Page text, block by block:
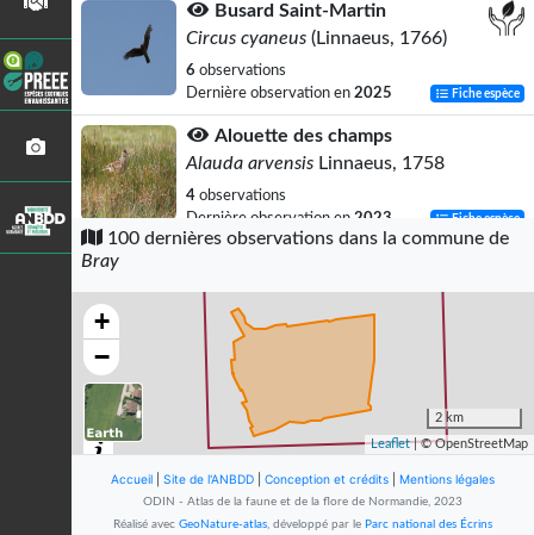
Busard Saint-Martin
Circus cyaneus (Linnaeus, 1766)
6 observations
Dernière observation en 2025 Fiche espèce
Alouette des champs
Alauda arvensis Linnaeus, 1758
4 observations
Dernière observation en 2023 Fiche espèce
Corvus coroneLinnaeus, 1758
observations
Dernière observation en
Crapaud commun (Le)
Bufo bufo
(Linnaeus, 1758)
observations
Hirondelle rustique
100 dernières observations dans la commune de
Bray
+
−
2 km
Leaflet| © OpenStreetMap
Accueil Site de l'ANBDD Conception et crédits Mentions légales
ODIN - Atlas de la faune et de la flore de Normandie, 2023
Réalisé avec GeoNature-atlas, développé par le Parc national des Écrins